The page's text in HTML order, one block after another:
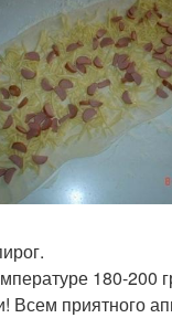
180-200
Всем приятного